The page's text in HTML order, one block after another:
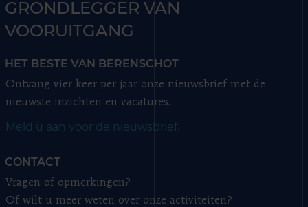
GRONDLEGGER VAN
VOORUITGANG
HET BESTE VAN BERENSCHOT
Ontvang vier keer per jaar onze nieuwsbrief met de
nieuwste inzichten en vacatures.
Meld u aan voor de nieuwsbrief.
CONTACT
Vragen of opmerkingen?
Of wilt u meer weten over onze activiteiten?